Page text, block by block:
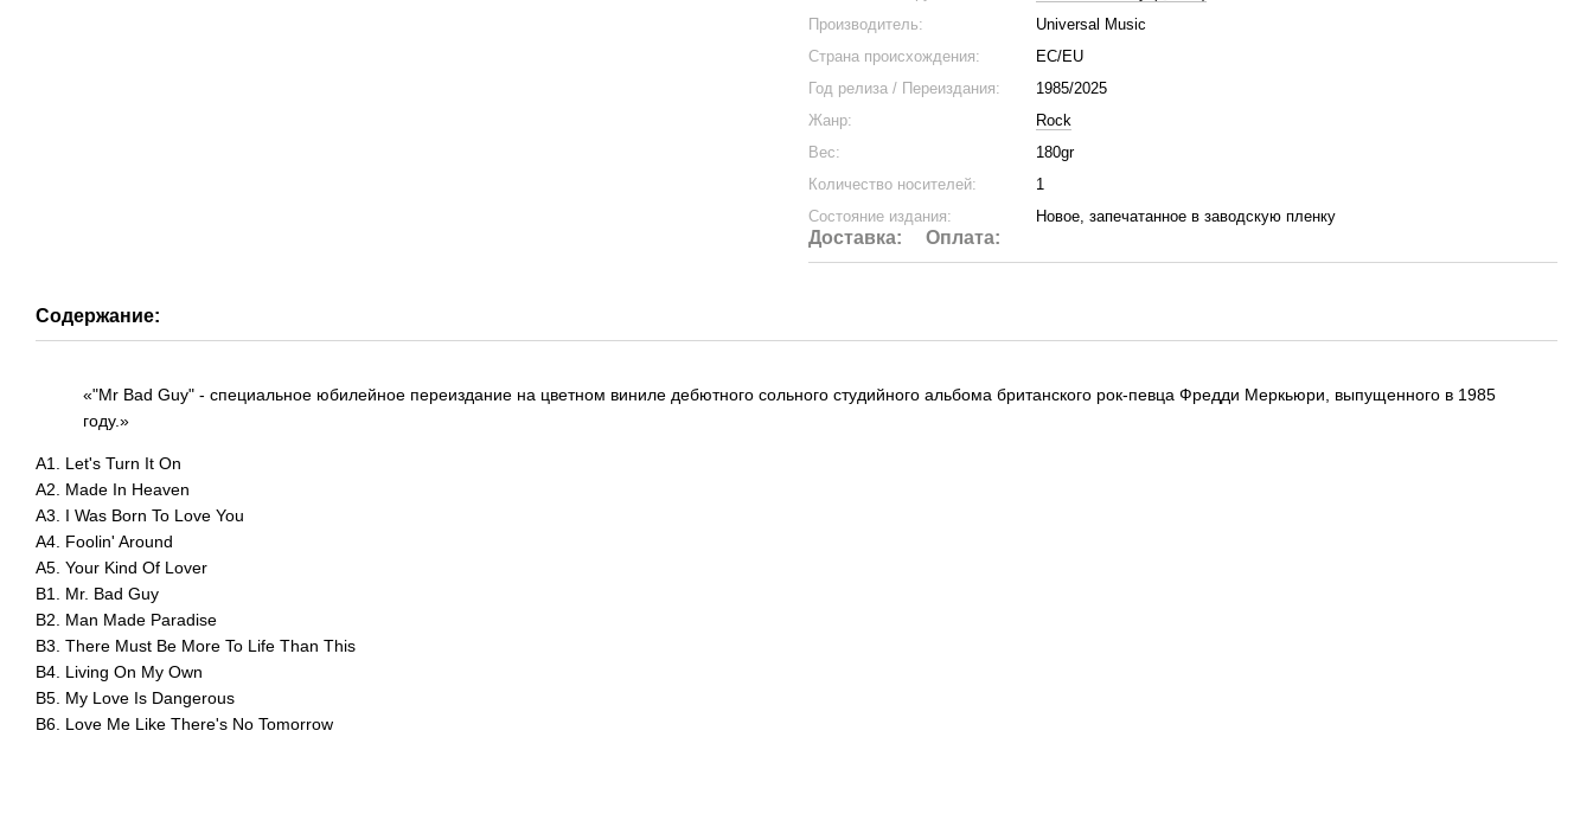
Производитель:
Universal Music
Страна происхождения:
ЕС/EU
Год релиза / Переиздания:
1985/2025
Жанр:
Rock
Вес:
180gr
Количество носителей:
1
Состояние издания:
Новое, запечатанное в заводскую пленку
Доставка: Оплата:
Содержание:
«"Mr Bad Guy" - специальное юбилейное переиздание на цветном виниле дебютного сольного студийного альбома британского рок-певца Фредди Меркьюри, выпущенного в 1985
году.»
A1. Let's Turn It On
A2. Made In Heaven
A3. I Was Born To Love You
A4. Foolin' Around
A5. Your Kind Of Lover
B1. Mr. Bad Guy
B2. Man Made Paradise
B3. There Must Be More To Life Than This
B4. Living On My Own
B5. My Love Is Dangerous
B6. Love Me Like There's No Tomorrow